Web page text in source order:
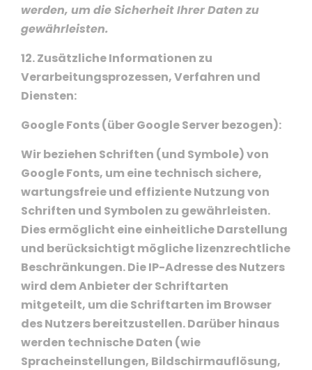
werden, um die Sicherheit Ihrer Daten zu
gewährleisten.
12. Zusätzliche Informationen zu
Verarbeitungsprozessen, Verfahren und
Diensten:
Google Fonts (über Google Server bezogen):
Wir beziehen Schriften (und Symbole) von
Google Fonts, um eine technisch sichere,
wartungsfreie und effiziente Nutzung von
Schriften und Symbolen zu gewährleisten.
Dies ermöglicht eine einheitliche Darstellung
und berücksichtigt mögliche lizenzrechtliche
Beschränkungen. Die IP-Adresse des Nutzers
wird dem Anbieter der Schriftarten
mitgeteilt, um die Schriftarten im Browser
des Nutzers bereitzustellen. Darüber hinaus
werden technische Daten (wie
Spracheinstellungen, Bildschirmauflösung,